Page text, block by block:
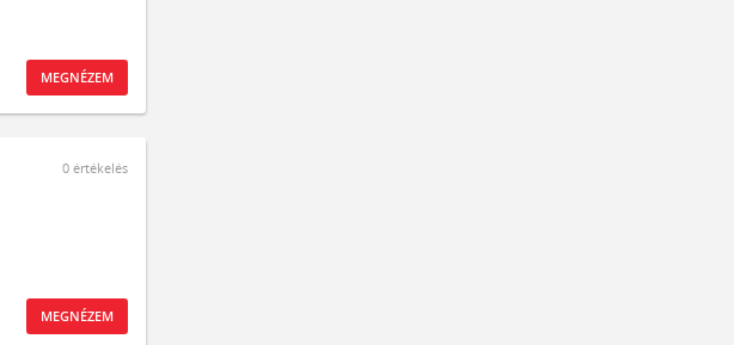
MEGNÉZEM
0 értékelés
MEGNÉZEM